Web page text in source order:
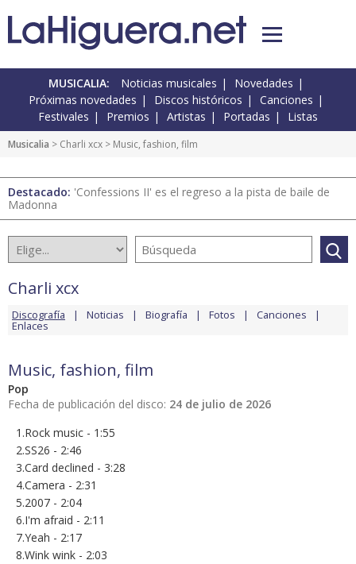
MUSICALIA: Noticias musicales
Novedades
Próximas novedades
Discos históricos
Canciones
Festivales
Premios Artistas Portadas Listas
Musicalia > Charli xcx > Music, fashion, film
Destacado: 'Confessions II' es el regreso a la pista de baile de
Madonna
Charli xcx
Discografía Noticias Biografía Fotos Canciones
Enlaces
Music, fashion, film
Pop
Fecha de publicación del disco: 24 de julio de 2026
1.Rock music - 1:55
2.SS26 - 2:46
3.Card declined - 3:28
4.Camera - 2:31
5.2007 - 2:04
6.I'm afraid - 2:11
7.Yeah - 2:17
8.Wink wink - 2:03